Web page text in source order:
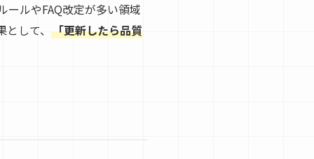
ールやFAQ改定が多い領域
して、 「更新したら品質